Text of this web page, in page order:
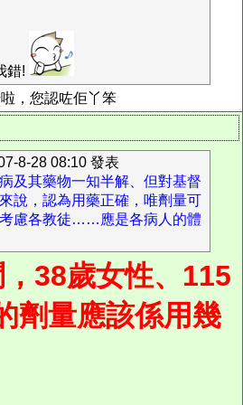
錯!
，您認咗佢丫笨
8-28 08:10 發表
及其藥物一知半解、但對基督
說，認為用藥正確，唯劑量可
慮各教徒……應是各病人的體
38歲女性、115
劑量應該係用幾